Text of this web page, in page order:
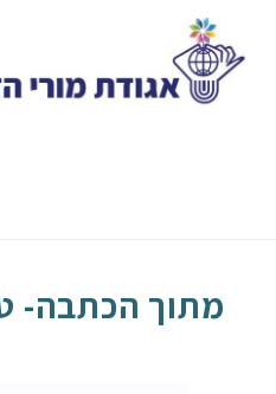
content
מתוך הכתבה-